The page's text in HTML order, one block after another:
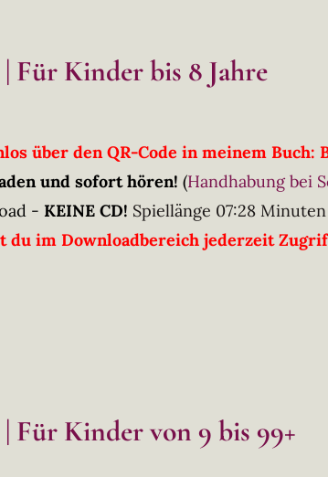
Für Kinder bis 8 Jahre
über den QR-Code in meinem Buch:
und sofort hören! (Handhabung bei
- KEINE CD! Spiellänge 07:28 Minuten
du im Downloadbereich jederzeit
Für Kinder von 9 bis 99+